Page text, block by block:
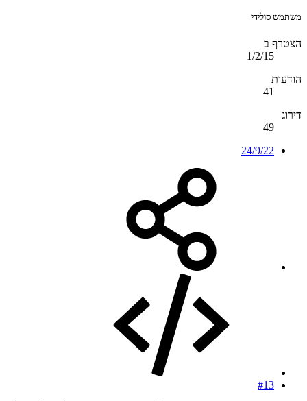
משתמש סולידי
הצטרף ב
1/2/15
הודעות
41
דירוג
49
24/9/22
#13